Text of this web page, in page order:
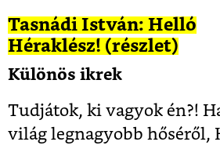
Tasnádi István: Helló
Héraklész! (részlet)
Különös ikrek
Tudjátok, ki vagyok én?!
világ legnagyobb hőséről,